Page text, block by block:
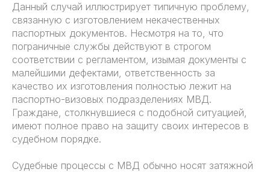
Данный случай иллюстрирует типичную проблему,
связанную с изготовлением некачественных
паспортных документов. Несмотря на то, что
пограничные службы действуют в строгом
соответствии с регламентом, изымая документы с
малейшими дефектами, ответственность за
качество их изготовления полностью лежит на
паспортно-визовых подразделениях МВД.
Граждане, столкнувшиеся с подобной ситуацией,
имеют полное право на защиту своих интересов в
судебном порядке.
Судебные процессы с МВД обычно носят затяжной